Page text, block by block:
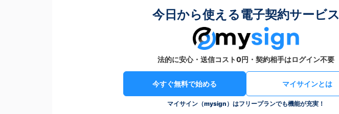
今日から使える電子契約サービス
法的に安心・送信コスト0円・契約相手はログイン不要
今すぐ無料で始める マイサインとは
マイサイン（mysign）はフリープランでも機能が充実！